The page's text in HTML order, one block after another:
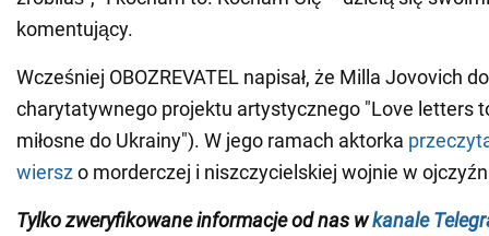
komentujący.
Wcześniej OBOZREVATEL napisał, że Milla Jovovich
charytatywnego projektu artystycznego "Love letters
miłosne do Ukrainy"). W jego ramach aktorka
wierszo morderczej i niszczycielskiej wojnie w
Tylko zweryfikowane informacje od nas wkanale